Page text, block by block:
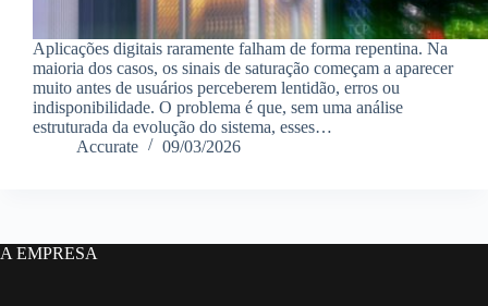
Aplicações digitais raramente falham de forma repentina. Na
maioria dos casos, os sinais de saturação começam a aparecer
muito antes de usuários perceberem lentidão, erros ou
indisponibilidade. O problema é que, sem uma análise
estruturada da evolução do sistema, esses…
Accurate
09/03/2026
A EMPRESA